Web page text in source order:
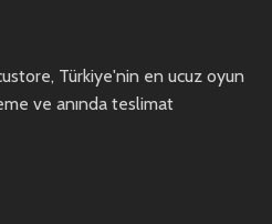
Türkiye'nin en ucuz oyun
ve anında teslimat